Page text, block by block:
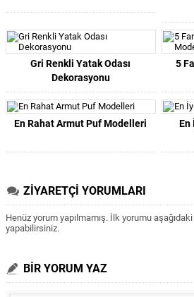
Gri Renkli Yatak Odası
Dekorasyonu
5
En Rahat Armut Puf Modelleri En
ZİYARETÇİ YORUMLARI
Henüz yorum yapılmamış. İlk yorumu aşağıdaki
yapabilirsiniz.
BİR YORUM YAZ